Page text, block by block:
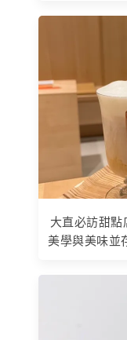
大直必訪甜
美學與美味並